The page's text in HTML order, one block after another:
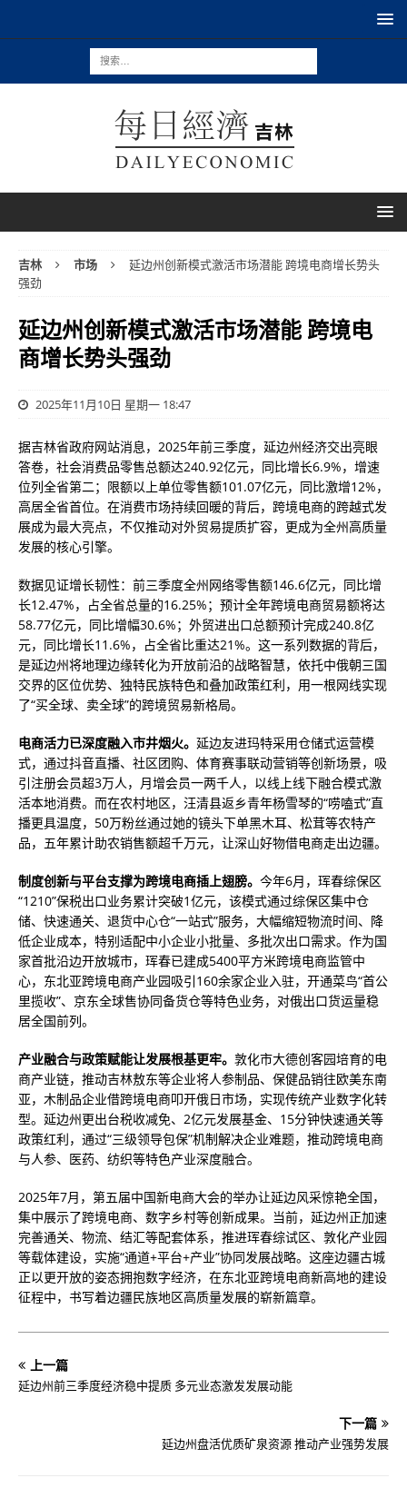
吉林 市场
延边州创新模式激活市场潜能 跨境电商增长势头
强劲
延边州创新模式激活市场潜能 跨境电
商增长势头强劲
2025年11月10日 星期一 18:47
据吉林省政府网站消息，2025年前三季度，延边州经济交出亮眼
答卷，社会消费品零售总额达240.92亿元，同比增长6.9%，增速
位列全省第二；限额以上单位零售额101.07亿元，同比激增12%，
高居全省首位。在消费市场持续回暖的背后，跨境电商的跨越式发
展成为最大亮点，不仅推动对外贸易提质扩容，更成为全州高质量
发展的核心引擎。
数据见证增长韧性：前三季度全州网络零售额146.6亿元，同比增
长12.47%，占全省总量的16.25%；预计全年跨境电商贸易额将达
58.77亿元，同比增幅30.6%；外贸进出口总额预计完成240.8亿
元，同比增长11.6%，占全省比重达21%。这一系列数据的背后，
是延边州将地理边缘转化为开放前沿的战略智慧，依托中俄朝三国
交界的区位优势、独特民族特色和叠加政策红利，用一根网线实现
了“买全球、卖全球”的跨境贸易新格局。
电商活力已深度融入市井烟火。 延边友进玛特采用仓储式运营模
式，通过抖音直播、社区团购、体育赛事联动营销等创新场景，吸
引注册会员超3万人，月增会员一两千人，以线上线下融合模式激
活本地消费。而在农村地区，汪清县返乡青年杨雪琴的“唠嗑式”直
播更具温度，50万粉丝通过她的镜头下单黑木耳、松茸等农特产
品，五年累计助农销售额超千万元，让深山好物借电商走出边疆。
制度创新与平台支撑为跨境电商插上翅膀。 今年6月，珲春综保区
“1210”保税出口业务累计突破1亿元，该模式通过综保区集中仓
储、快速通关、退货中心仓“一站式”服务，大幅缩短物流时间、降
低企业成本，特别适配中小企业小批量、多批次出口需求。作为国
家首批沿边开放城市，珲春已建成5400平方米跨境电商监管中
心，东北亚跨境电商产业园吸引160余家企业入驻，开通菜鸟“首公
里揽收”、京东全球售协同备货仓等特色业务，对俄出口货运量稳
居全国前列。
产业融合与政策赋能让发展根基更牢。 敦化市大德创客园培育的电
商产业链，推动吉林敖东等企业将人参制品、保健品销往欧美东南
亚，木制品企业借跨境电商叩开俄日市场，实现传统产业数字化转
型。延边州更出台税收减免、2亿元发展基金、15分钟快速通关等
政策红利，通过“三级领导包保”机制解决企业难题，推动跨境电商
与人参、医药、纺织等特色产业深度融合。
2025年7月，第五届中国新电商大会的举办让延边风采惊艳全国，
集中展示了跨境电商、数字乡村等创新成果。当前，延边州正加速
完善通关、物流、结汇等配套体系，推进珲春综试区、敦化产业园
等载体建设，实施“通道+平台+产业”协同发展战略。这座边疆古城
正以更开放的姿态拥抱数字经济，在东北亚跨境电商新高地的建设
征程中，书写着边疆民族地区高质量发展的崭新篇章。
上一篇
延边州前三季度经济稳中提质 多元业态激发发展动能
下一篇
延边州盘活优质矿泉资源 推动产业强势发展